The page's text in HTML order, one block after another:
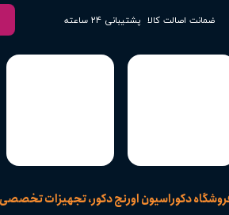
دکوراسیون اورنج دکور، تجهیزات
پشتیبانی ۲۴ ساعته ضمانت اصالت کالا